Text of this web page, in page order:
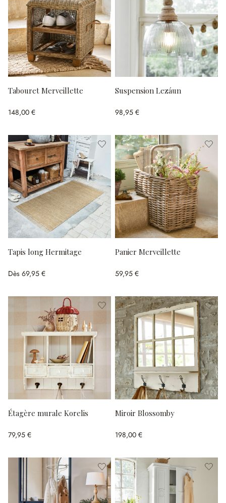
Tabouret Merveillette
148,00 €
Suspension Lezáun
98,95 €
Tapis long Hermitage
Dès 69,95 €
Panier Merveillette
59,95 €
Étagère murale Korelis
79,95 €
Miroir Blossomby
198,00 €